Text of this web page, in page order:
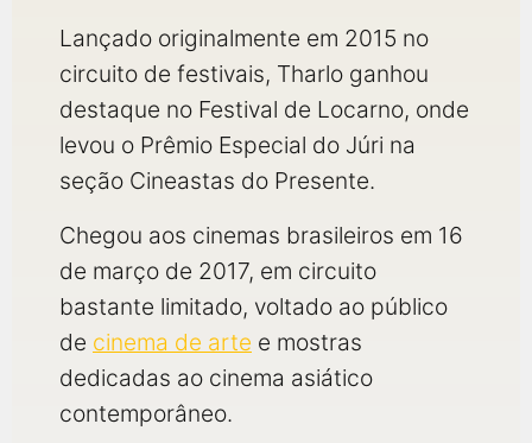
Lançado originalmente em 2015 no
circuito de festivais, Tharlo ganhou
destaque no Festival de Locarno, onde
levou o Prêmio Especial do Júri na
seção Cineastas do Presente.
Chegou aos cinemas brasileiros em 16
de março de 2017, em circuito
bastante limitado, voltado ao público
de cinema de arte e mostras
dedicadas ao cinema asiático
contemporâneo.